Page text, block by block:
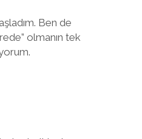
Ben de
olmanın tek